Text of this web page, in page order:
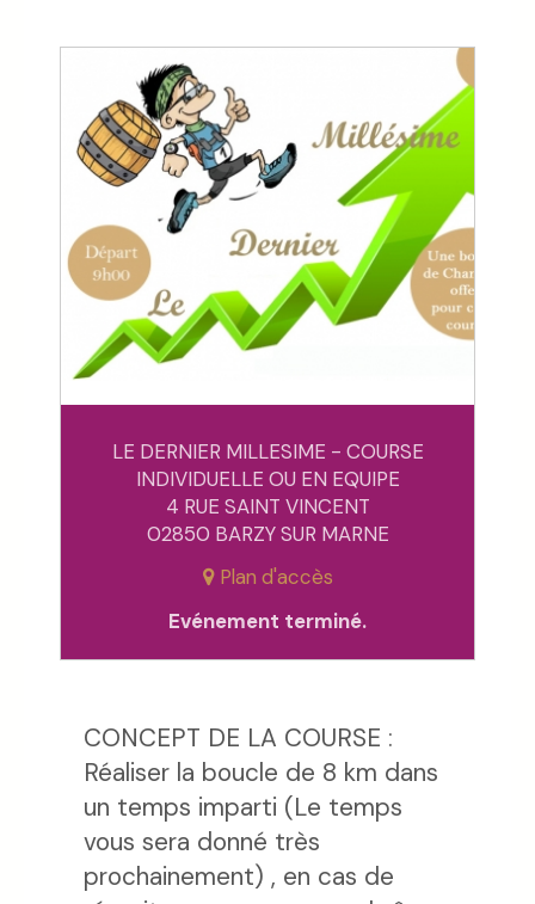
LE DERNIER MILLESIME - COURSE
INDIVIDUELLE OU EN EQUIPE
4 RUE SAINT VINCENT
02850 BARZY SUR MARNE
Plan d'accès
Evénement terminé.
CONCEPT DE LA COURSE :
Réaliser la boucle de 8 km dans
un temps imparti (Le temps
vous sera donné très
prochainement) , en cas de